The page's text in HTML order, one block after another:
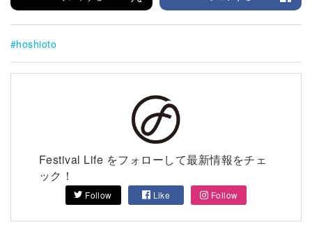
hoshioto
Festival Life をフォローして最新情報をチェ
ック！
Follow Like Follow